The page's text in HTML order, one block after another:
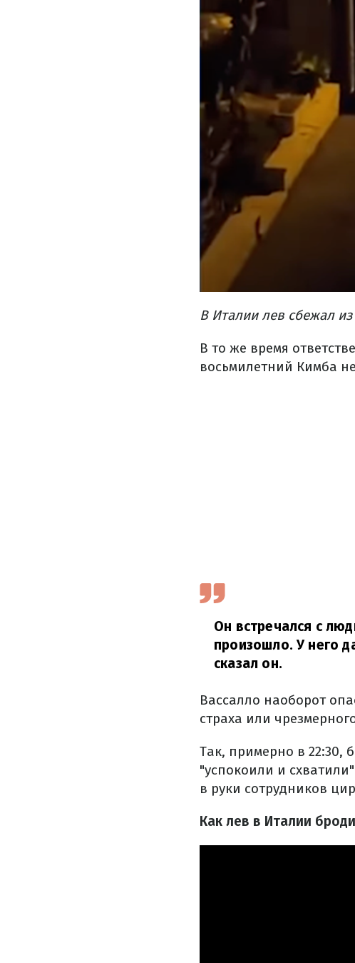
В Италии лев сбежал
В то же время
восьмилетний Кимба
Он встречался с
произошло. У него
сказал он.
Вассалло наоборот
страха или
Так, примерно в 22:30,
"успокоили и
в руки сотрудников
Как лев в Италии